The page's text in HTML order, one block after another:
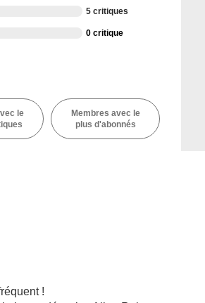
5 critiques
0 critique
le
Membres avec le
plus d'abonnés
!